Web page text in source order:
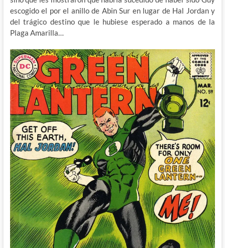
escogido el por el anillo de Abin Sur en lugar de Hal Jordan y
del trágico destino que le hubiese esperado a manos de la
Plaga Amarilla…